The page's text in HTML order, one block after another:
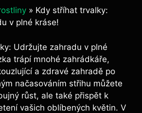
» Kdy stříhat trvalky:
v plné kráse!
Udržujte zahradu v plné
trápí mnohé zahrádkáře,
a zdravé zahradě po
načasováním střihu můžete
růst, ale také přispět k
vašich oblíbených květin. V